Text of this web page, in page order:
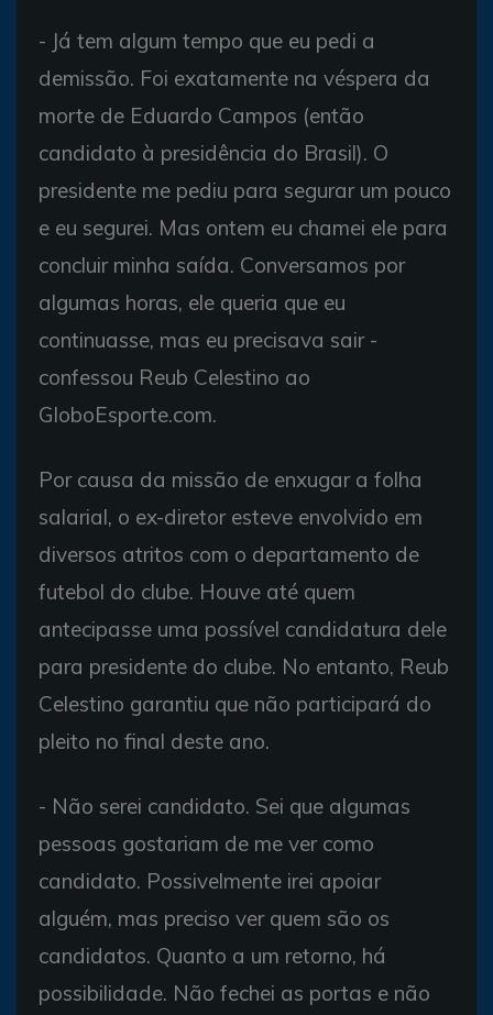
- Já tem algum tempo que eu pedi a
demissão. Foi exatamente na véspera da
morte de Eduardo Campos (então
candidato à presidência do Brasil). O
presidente me pediu para segurar um pouco
e eu segurei. Mas ontem eu chamei ele para
concluir minha saída. Conversamos por
algumas horas, ele queria que eu
continuasse, mas eu precisava sair -
confessou Reub Celestino ao
GloboEsporte.com.
Por causa da missão de enxugar a folha
salarial, o ex-diretor esteve envolvido em
diversos atritos com o departamento de
futebol do clube. Houve até quem
antecipasse uma possível candidatura dele
para presidente do clube. No entanto, Reub
Celestino garantiu que não participará do
pleito no final deste ano.
- Não serei candidato. Sei que algumas
pessoas gostariam de me ver como
candidato. Possivelmente irei apoiar
alguém, mas preciso ver quem são os
candidatos. Quanto a um retorno, há
possibilidade. Não fechei as portas e não